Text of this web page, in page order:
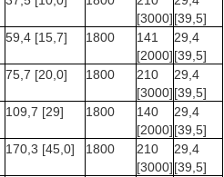
[3000][39,5]
59,4 [15,7] 1800
141
[2000]
29,4
[39,5]
75,7 [20,0] 1800
210
[3000]
29,4
[39,5]
109,7 [29] 1800
140
[2000]
29,4
[39,5]
170,3 [45,0] 1800
210
[3000]
29,4
[39,5]